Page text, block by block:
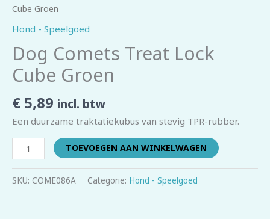
Cube Groen
Hond - Speelgoed
Dog Comets Treat Lock
Cube Groen
€ 5,89 incl. btw
Een duurzame traktatiekubus van stevig TPR-rubber.
TOEVOEGEN AAN WINKELWAGEN
SKU: COME086A Categorie: Hond - Speelgoed